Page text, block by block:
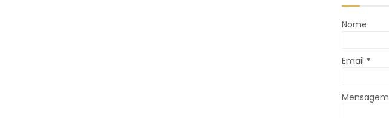
Nome
Email *
Mensagem